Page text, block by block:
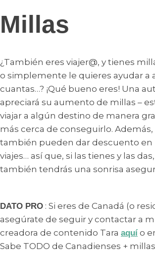
Millas
¿También eres viajer@, y tienes
o simplemente le quieres ayudar a
cuantas…? ¡Qué bueno eres! Una
apreciará su aumento de millas –
viajar a algún destino de manera
más cerca de conseguirlo. Además,
también pueden dar descuento en
viajes… así que, si las tienes y las
también tendrás una sonrisa
DATO PRO : Si eres de Canadá (o
asegúrate de seguir y contactar a
creadora de contenido Tara aquí o
Sabe TODO de Canadienses +